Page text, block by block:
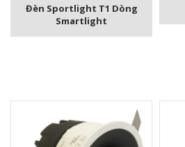
Đèn Sportlight T1 Dòng
Smartlight